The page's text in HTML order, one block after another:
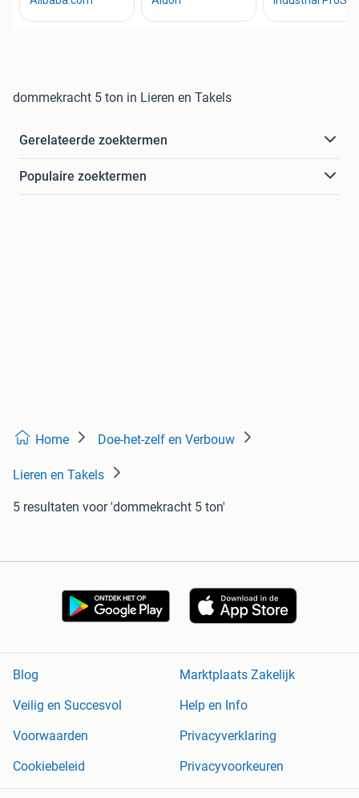
dommekracht 5 ton in Lieren en Takels
Gerelateerde zoektermen
Populaire zoektermen
Home Doe-het-zelf en Verbouw
Lieren en Takels
5 resultaten voor 'dommekracht 5 ton'
Blog
Marktplaats Zakelijk
Veilig en Succesvol
Help en Info
Voorwaarden
Privacyverklaring
Cookiebeleid
Privacyvoorkeuren